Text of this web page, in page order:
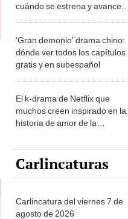
cuándo se estrena y avances
'Gran demonio' drama chino:
dónde ver todos los capítulos
gratis y en subespañol
El k-drama de Netflix que
muchos creen inspirado en la
historia de amor de la
Carlincaturas
Carlincatura del viernes 7 de
agosto de 2026